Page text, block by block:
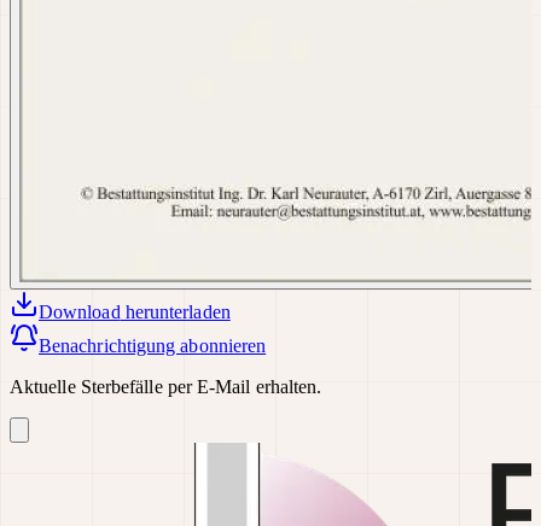
Download herunterladen
Benachrichtigung abonnieren
Aktuelle Sterbefälle per E-Mail erhalten.